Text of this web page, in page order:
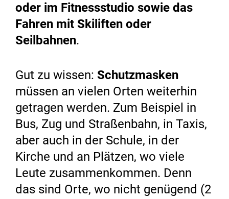
oder im Fitnessstudio sowie das
Fahren mit Skiliften oder
Seilbahnen.
Gut zu wissen: Schutzmasken
müssen an vielen Orten weiterhin
getragen werden. Zum Beispiel in
Bus, Zug und Straßenbahn, in Taxis,
aber auch in der Schule, in der
Kirche und an Plätzen, wo viele
Leute zusammenkommen. Denn
das sind Orte, wo nicht genügend (2